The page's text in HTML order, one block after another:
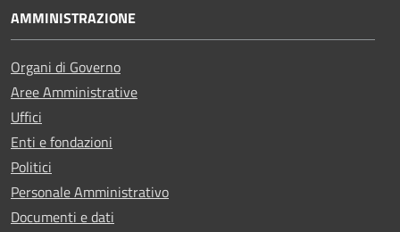
AMMINISTRAZIONE
Organi di Governo
Aree Amministrative
Uffici
Enti e fondazioni
Politici
Personale Amministrativo
Documenti e dati